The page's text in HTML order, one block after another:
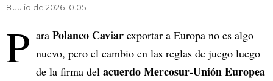
8 Julio de 2026 10.05
P ara Polanco Caviar exportar a Europa no es algo
nuevo, pero el cambio en las reglas de juego luego
de la firma del acuerdo Mercosur-Unión Europea